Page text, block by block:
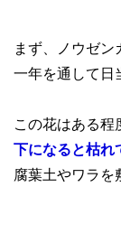
まず、ノウゼン
一年を通して日
この花はある程
下になると枯れ
腐葉土やワラを